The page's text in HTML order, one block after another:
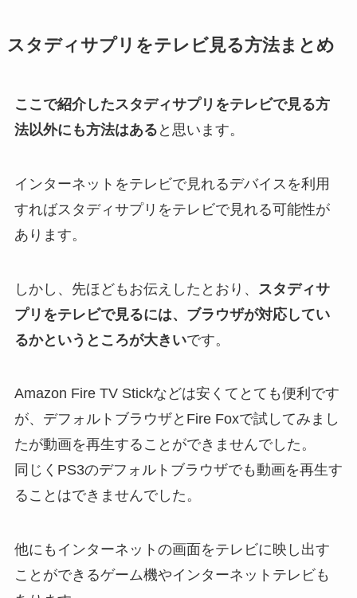
スタディサプリをテレビ見る方法まとめ
ここで紹介したスタディサプリをテレビで見る方
法以外にも方法はある と思います。
インターネットをテレビで見れるデバイスを利用
すればスタディサプリをテレビで見れる可能性が
あります。
しかし、先ほどもお伝えしたとおり、
スタディサ
プリをテレビで見るには、ブラウザが対応してい
るかというところが大きいです。
Amazon Fire TV Stickなどは安くてとても便利です
が、デフォルトブラウザとFire Foxで試してみまし
たが動画を再生することができませんでした。
同じくPS3のデフォルトブラウザでも動画を再生す
ることはできませんでした。
他にもインターネットの画面をテレビに映し出す
ことができるゲーム機やインターネットテレビも